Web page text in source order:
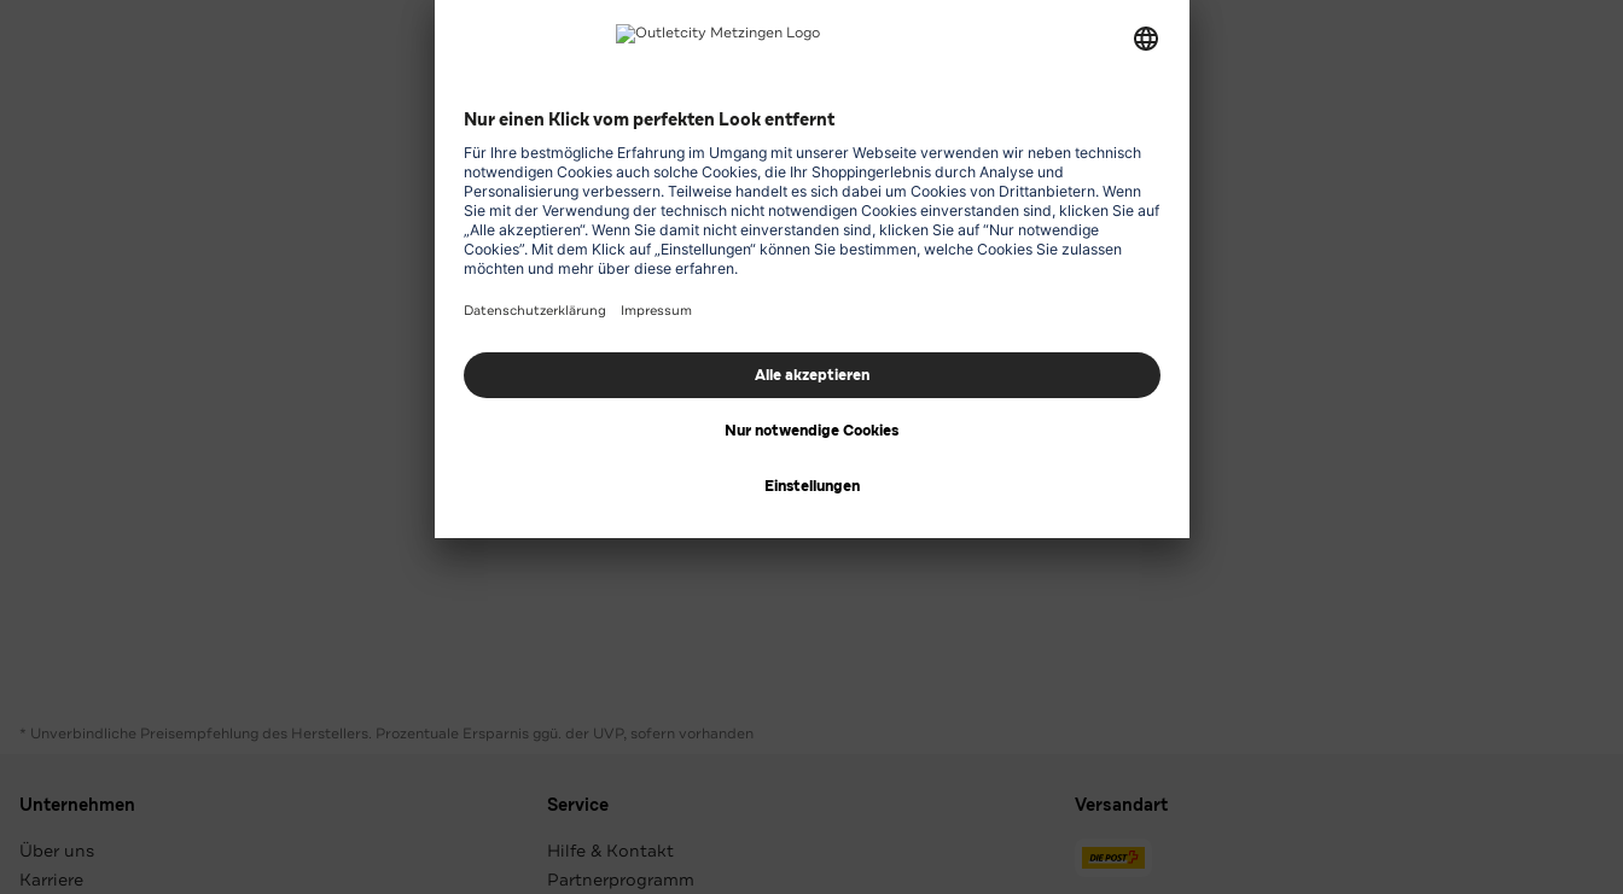
* Unverbindliche Preisempfehlung des Herstellers. Prozentuale Ersparnis ggü. der UVP, sofern vorhanden
Unternehmen
Über uns
Karriere
Service
Hilfe & Kontakt
Partnerprogramm
Versandart